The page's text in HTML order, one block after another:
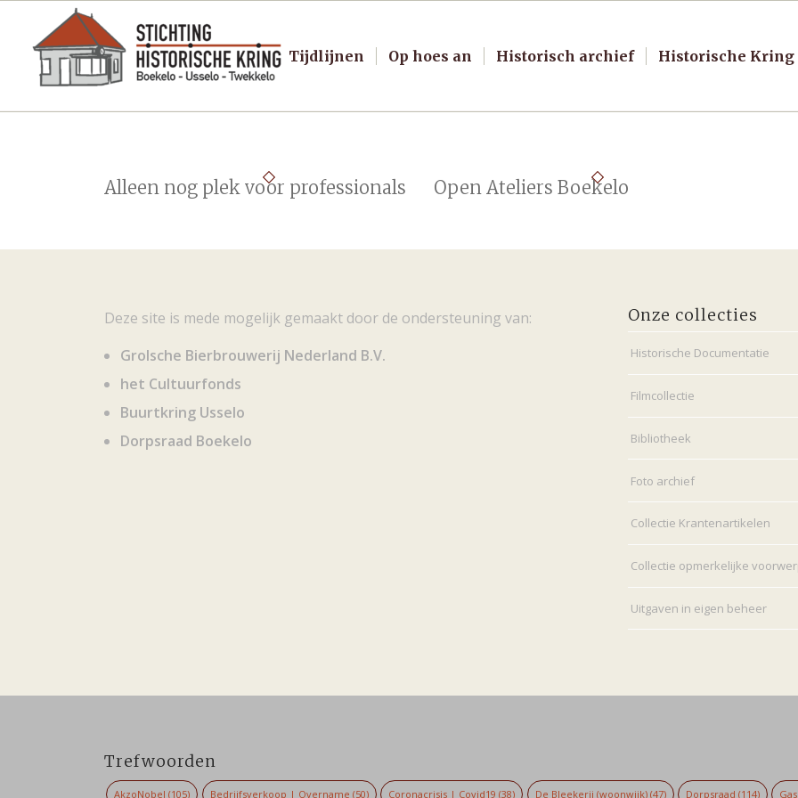
Tijdlijnen Op hoes an Historisch archief Historische Kring
Alleen nog plek voor professionals Open Ateliers Boekelo
Deze site is mede mogelijk gemaakt door de ondersteuning van:
Grolsche Bierbrouwerij Nederland B.V.
het Cultuurfonds
Buurtkring Usselo
Dorpsraad Boekelo
Onze collecties
Historische Documentatie
Filmcollectie
Bibliotheek
Foto archief
Collectie Krantenartikelen
Collectie opmerkelijke
Uitgaven in eigen beheer
Trefwoorden
AkzoNobel (105) Bedrijfsverkoop | Overname (50) Coronacrisis | Covid19 (38) De Bleekerij (woonwijk)(47) Dorpsraad (114)